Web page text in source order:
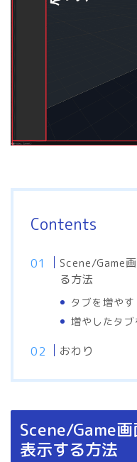
Contents
Scene/Game
る方法
タブを増やす
増やしたタ
おわり
Scene/Game
表示する方法